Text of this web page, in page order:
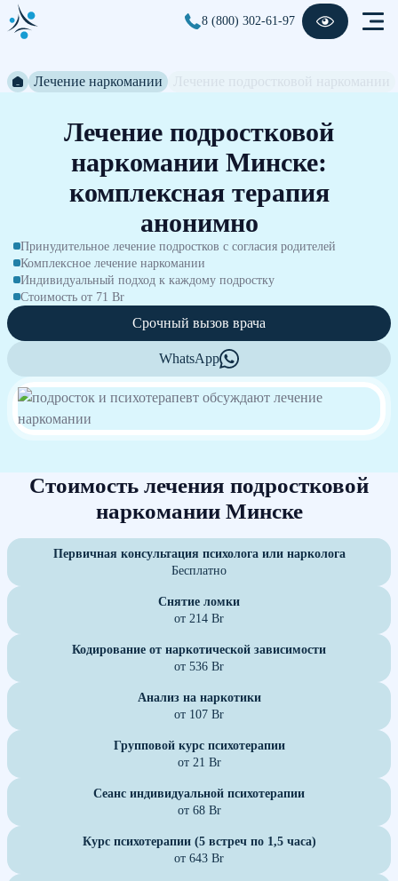
8 (800) 302-61-97
Лечение наркомании
Лечение подростковой
наркомании Минске:
комплексная терапия
анонимно
Принудительное лечение подростков с согласия родителей
Комплексное лечение наркомании
Индивидуальный подход к каждому подростку
Стоимость от 71 Br
Срочный вызов врача
WhatsApp
Стоимость лечения подростковой
наркомании Минске
Первичная консультация психолога или нарколога
Бесплатно
Снятие ломки
от 214 Br
Кодирование от наркотической зависимости
от 536 Br
Анализ на наркотики
от 107 Br
Групповой курс психотерапии
от 21 Br
Сеанс индивидуальной психотерапии
от 68 Br
Курс психотерапии (5 встреч по 1,5 часа)
от 643 Br